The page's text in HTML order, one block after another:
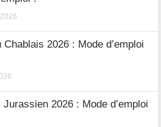
Chablais 2026 : Mode d’emploi
2026 : Mode d’emploi